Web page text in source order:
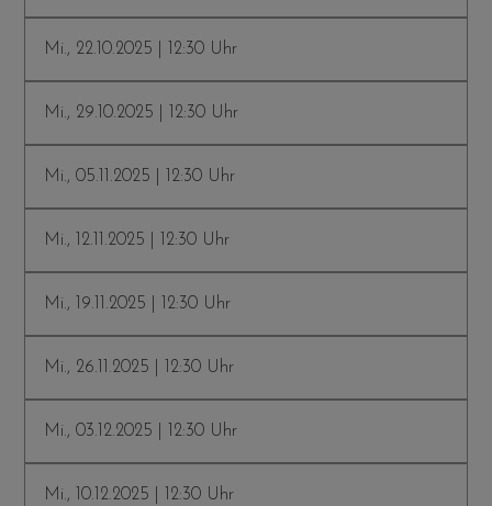
Mi., 22.10.2025 | 12:30 Uhr
Mi., 29.10.2025 | 12:30 Uhr
Mi., 05.11.2025 | 12:30 Uhr
Mi., 12.11.2025 | 12:30 Uhr
Mi., 19.11.2025 | 12:30 Uhr
Mi., 26.11.2025 | 12:30 Uhr
Mi., 03.12.2025 | 12:30 Uhr
Mi., 10.12.2025 | 12:30 Uhr